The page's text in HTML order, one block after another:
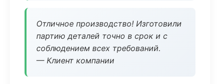
Отличное производство! Изготовили
партию деталей точно в срок и с
соблюдением всех требований.
— Клиент компании